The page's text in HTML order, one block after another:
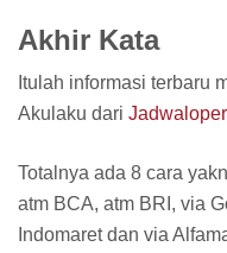
Akhir Kata
Itulah informasi terbaru
Akulaku dari
Totalnya ada 8 cara
atm BCA, atm BRI, via
Indomaret dan via